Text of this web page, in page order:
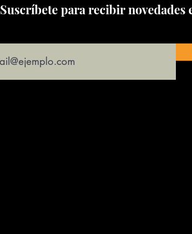
Suscríbete para recibir novedades